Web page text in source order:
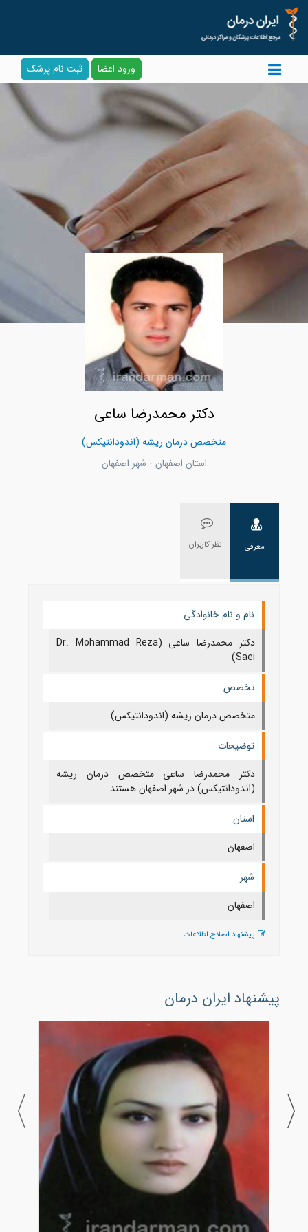
ورود اعضا ثبت نام پزشک
دکتر محمدرضا ساعی
متخصص درمان ریشه (اندودانتیکس)
استان اصفهان - شهر اصفهان
معرفی نظر کاربران
نام و نام خانوادگی
دکتر محمدرضا ساعی (Dr. Mohammad Reza
Saei)
تخصص
متخصص درمان ریشه (اندودانتیکس)
توضیحات
دکتر محمدرضا ساعی متخصص درمان ریشه
(اندودانتیکس) در شهر اصفهان هستند.
استان
اصفهان
شهر
اصفهان
پیشنهاد اصلاح اطلاعات
پیشنهاد ایران درمان